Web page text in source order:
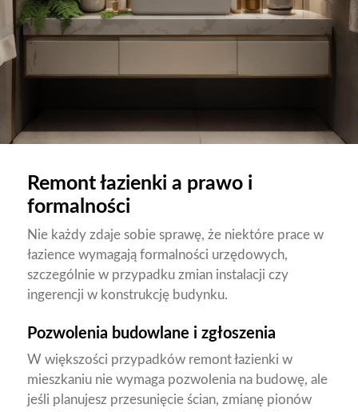
Remont łazienki a prawo i
formalności
Nie każdy zdaje sobie sprawę, że niektóre prace w
łazience wymagają formalności urzędowych,
szczególnie w przypadku zmian instalacji czy
ingerencji w konstrukcję budynku.
Pozwolenia budowlane i zgłoszenia
W większości przypadków remont łazienki w
mieszkaniu nie wymaga pozwolenia na budowę, ale
jeśli planujesz przesunięcie ścian, zmianę pionów